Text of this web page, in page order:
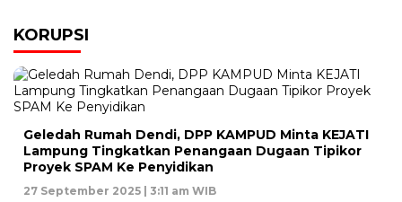
KORUPSI
Geledah Rumah Dendi, DPP KAMPUD Minta KEJATI
Lampung Tingkatkan Penangaan Dugaan Tipikor
Proyek SPAM Ke Penyidikan
27 September 2025 | 3:11 am WIB